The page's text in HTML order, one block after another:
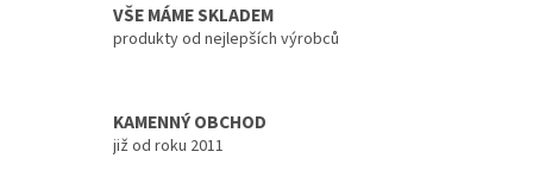
VŠE MÁME SKLADEM
produkty od nejlepších výrobců
KAMENNÝ OBCHOD
již od roku 2011